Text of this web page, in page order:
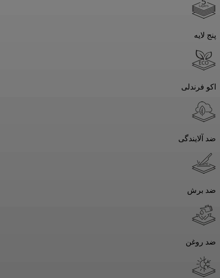
پنج لایه
اکو فرندلی
ضد آلایندگی
ضد برش
ضد روغن